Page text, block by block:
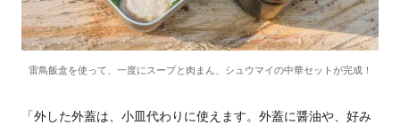
雷鳥飯盒を使って、一度にスープと肉まん、シュウマイの中華セットが完成！
「外した外蓋は、小皿代わりに使えます。外蓋に醤油や、好み